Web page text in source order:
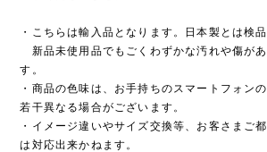
・こちらは輸入品となります。日本製とは検
新品未使用品でもごくわずかな汚れや傷が
す。
・商品の色味は、お手持ちのスマートフォン
若干異なる場合がございます。
・イメージ違いやサイズ交換等、お客さまご
は対応出来かねます。